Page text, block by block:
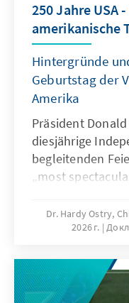
250 Jahre USA
amerikanische
Hintergründe
Geburtstag der
Amerika
Präsident
diesjährige
begleitenden
„most
nur wegen ihrer
ein traditionell
politischen
wäre es seine
Dr. Hardy Ostry,
2026 г.